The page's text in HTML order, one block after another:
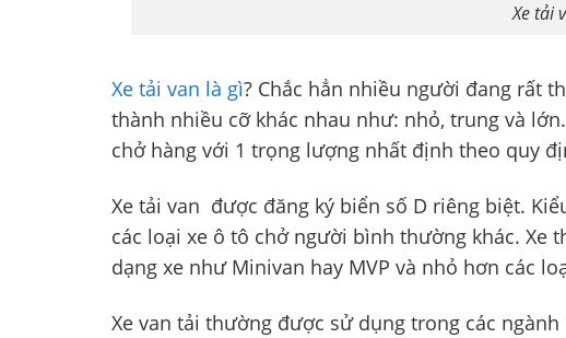
Xe tải
Xe tải van là gì? Chắc hẳn nhiều người đang rất
thành nhiều cỡ khác nhau như: nhỏ, trung và
chở hàng với 1 trọng lượng nhất định theo quy
Xe tải van được đăng ký biển số D riêng biệt.
các loại xe ô tô chở người bình thường khác. Xe
dạng xe như Minivan hay MVP và nhỏ hơn các
Xe van tải thường được sử dụng trong các